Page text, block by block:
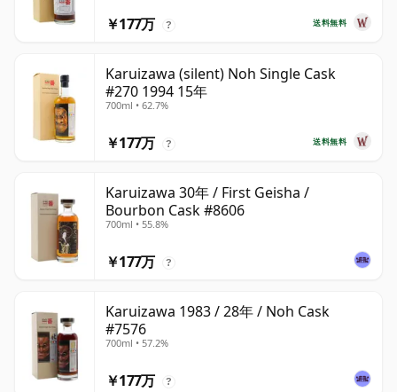
送料無料
￥177万 ?
Karuizawa (silent) Noh Single Cask
#270 1994 15年
700ml • 62.7%
送料無料
￥177万 ?
Karuizawa 30年 / First Geisha /
Bourbon Cask #8606
700ml • 55.8%
￥177万 ?
Karuizawa 1983 / 28年 / Noh Cask
#7576
700ml • 57.2%
￥177万 ?